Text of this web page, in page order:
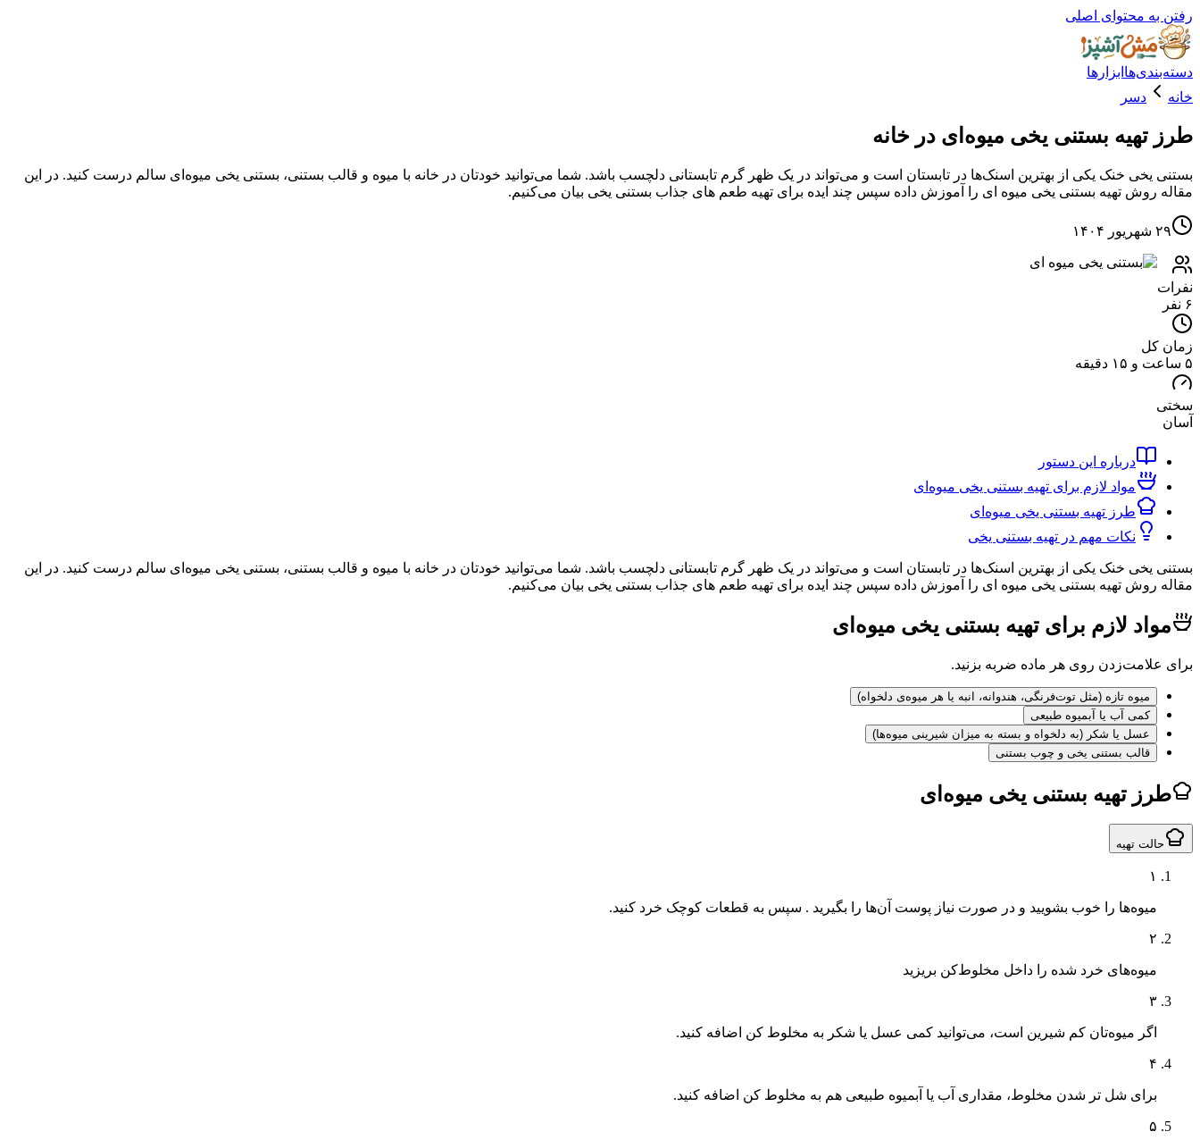
رفتن به محتوای اصلی
دسته‌بندی‌ها ابزارها
خانه
دسر
طرز تهیه بستنی یخی میوه‌ای در خانه
بستنی یخی خنک یکی از بهترین اسنک‌ها در تابستان است و می‌تواند در یک ظهر گرم تابستانی دلچسب باشد. شما می‌توانید خودتان در خانه با میوه و قالب بستنی، بستنی یخی میوه‌ای سالم درست کنید. در این
مقاله روش تهیه بستنی یخی میوه ای را آموزش داده سپس چند ایده برای تهیه طعم های جذاب بستنی یخی بیان می‌کنیم.
۲۹ شهریور ۱۴۰۴
نفرات
۶ نفر
زمان کل
۵ ساعت و ۱۵ دقیقه
سختی
آسان
درباره این دستور
مواد لازم برای تهیه بستنی یخی میوه‌ای
طرز تهیه بستنی یخی میوه‌ای
نکات مهم در تهیه بستنی یخی
بستنی یخی خنک یکی از بهترین اسنک‌ها در تابستان است و می‌تواند در یک ظهر گرم تابستانی دلچسب باشد. شما می‌توانید خودتان در خانه با میوه و قالب بستنی، بستنی یخی میوه‌ای سالم درست کنید. در این
مقاله روش تهیه بستنی یخی میوه ای را آموزش داده سپس چند ایده برای تهیه طعم های جذاب بستنی یخی بیان می‌کنیم.
مواد لازم برای تهیه بستنی یخی میوه‌ای
برای علامت‌زدن روی هر ماده ضربه بزنید.
میوه تازه (مثل توت‌فرنگی، هندوانه، انبه یا هر میوه‌ی دلخواه)
کمی آب یا آبمیوه طبیعی
عسل یا شکر (به دلخواه و بسته به میزان شیرینی میوه‌ها)
قالب بستنی یخی و چوب بستنی
طرز تهیه بستنی یخی میوه‌ای
حالت تهیه
۱
میوه‌ها را خوب بشویید و در صورت نیاز پوست آن‌ها را بگیرید . سپس به قطعات کوچک خرد کنید.
۲
میوه‌های خرد شده را داخل مخلوط‌کن بریزید
۳
اگر میوه‌تان کم شیرین است، می‌توانید کمی عسل یا شکر به مخلوط کن اضافه کنید.
۴
برای شل تر شدن مخلوط، مقداری آب یا آبمیوه طبیعی هم به مخلوط کن اضافه کنید.
۵